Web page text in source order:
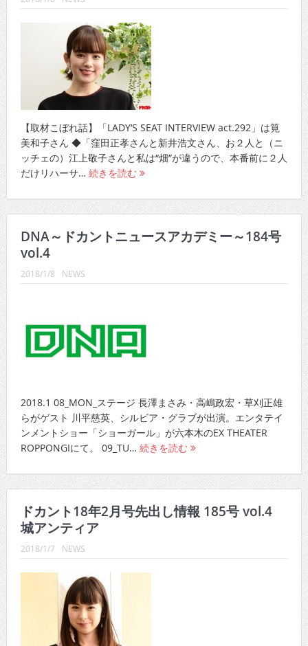
【取材こぼれ話】「LADY’S SEAT INTERVIEW act.292」は筧
美和子さん ◆「窪田正孝さんと新井浩文さん、お２人と（ニ
ッチェの）江上敬子さんと私は“畑”が違うので、本番前に２人
だけリハーサ… 続きを読む
DNA～ドカントニュースアカデミー～184号
vol.4
2018/1/8 NEWS
2018.1 08_MON_ステージ 長澤まさみ・高嶋政宏・草刈正雄
らがゲスト 川平慈英、シルビア・グラブが出演。エンタテイ
ンメントショー「ショーガール」が六本木のEX THEATER
ROPPONGIにて。 09_TU… 続きを読む
ドカント18年2月号先出し情報 185号 vol.4
城アンティア
2018/1/7 NEWS